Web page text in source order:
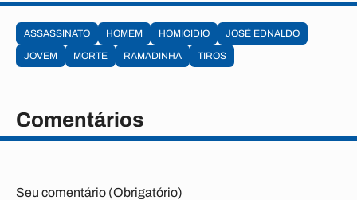
ASSASSINATO HOMEM HOMICIDIO
JOSÉ EDNALDO
JOVEM
MORTE RAMADINHA TIROS
Comentários
Seu comentário (Obrigatório)